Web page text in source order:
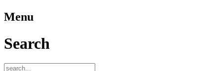
Menu
Search